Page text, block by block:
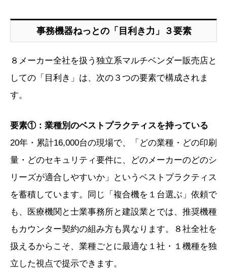
事務機器ねっとの「目利き力」３要素
８メーカー全社を扱う独立系マルチベンダー販売店と
しての「目利き」は、次の３つの要素で構成されま
す。
要素①：業種別のベストプラクティスを持っている
20年・累計16,000台の現場で、「どの業種・どの印刷
量・どのセキュリティ要件に、どのメーカーのどのシ
リーズが適合しやすいか」というベストプラクティス
を蓄積しています。同じ「複合機を１台選ぶ」依頼で
も、医療機関と士業事務所と建設業とでは、推奨機種
もカウンター契約の組み方も異なります。８社全社を
扱えるからこそ、業種ごとに最適な１社・１機種を独
立した視点で提示できます。